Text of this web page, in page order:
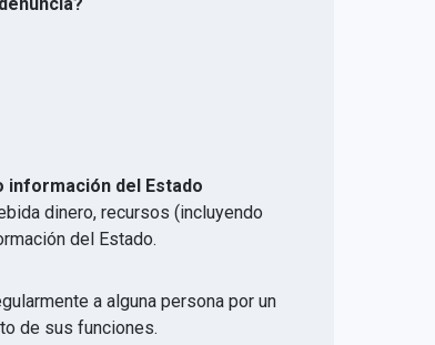
información del Estado
dinero, recursos (incluyendo
del Estado.
a alguna persona por un
de sus funciones.